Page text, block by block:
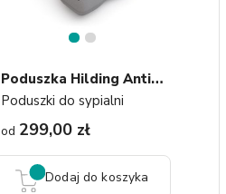
P
Oduszka Hilding Antistress...
Poduszki do sypialni
od 299,00 zł
Dodaj do koszyka